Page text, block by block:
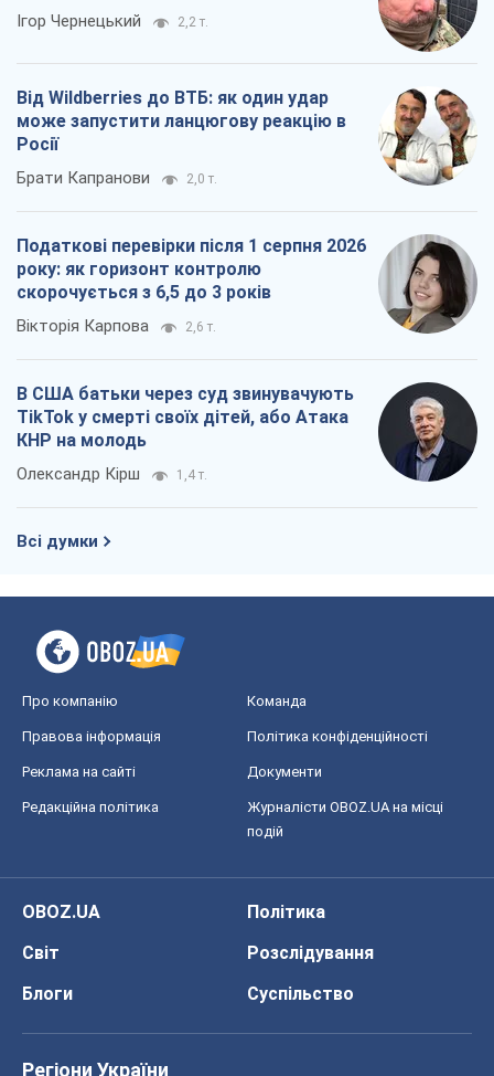
Ігор Чернецький 2,2 т.
Від Wildberries до ВТБ: як один удар
може запустити ланцюгову реакцію в
Росії
Брати Капранови 2,0 т.
Податкові перевірки після 1 серпня 2026
року: як горизонт контролю
скорочується з 6,5 до 3 років
Вікторія Карпова 2,6 т.
В США батьки через суд звинувачують
TikTok у смерті своїх дітей, або Атака
КНР на молодь
Олександр Кірш 1,4 т.
Всі думки
Про компанію Команда
Правова інформація Політика конфіденційності
Реклама на сайті Документи
Редакційна політика
Журналісти OBOZ.UA на місці
подій
OBOZ.UA
Політика
Світ
Розслідування
Блоги
Суспільство
Регіони України